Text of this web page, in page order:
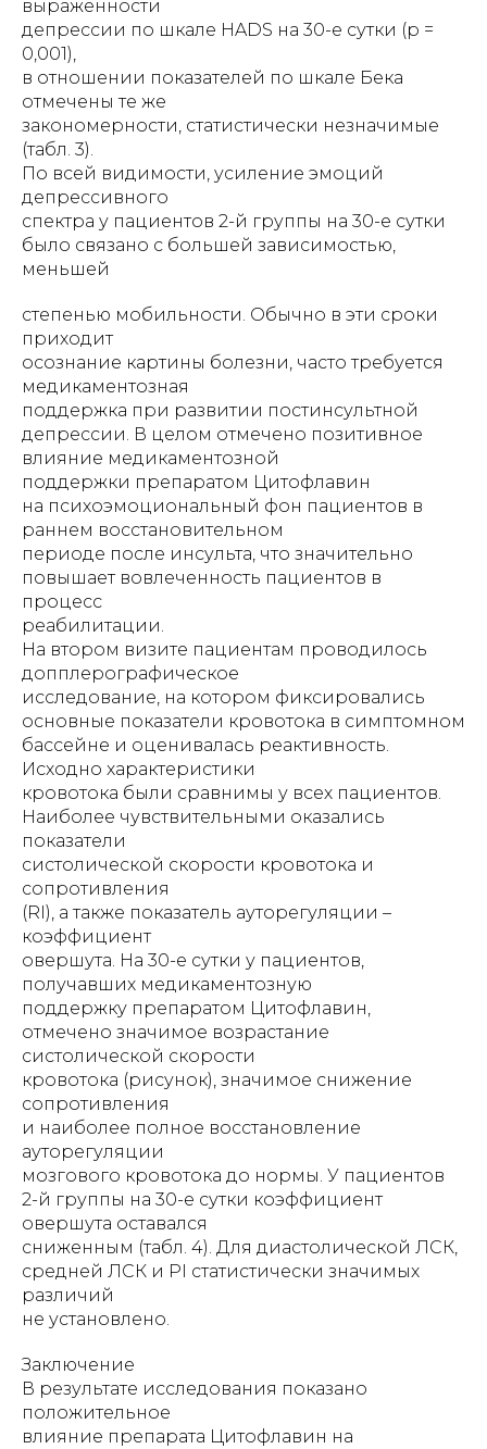
выраженности
депрессии по шкале HADS на 30-е сутки (p =
0,001),
в отношении показателей по шкале Бека
отмечены те же
закономерности, статистически незначимые
(табл. 3).
По всей видимости, усиление эмоций
депрессивного
спектра у пациентов 2-й группы на 30-е сутки
было связано с большей зависимостью,
меньшей
степенью мобильности. Обычно в эти сроки
приходит
осознание картины болезни, часто требуется
медикаментозная
поддержка при развитии постинсультной
депрессии. В целом отмечено позитивное
влияние медикаментозной
поддержки препаратом Цитофлавин
на психоэмоциональный фон пациентов в
раннем восстановительном
периоде после инсульта, что значительно
повышает вовлеченность пациентов в
процесс
реабилитации.
На втором визите пациентам проводилось
допплерографическое
исследование, на котором фиксировались
основные показатели кровотока в симптомном
бассейне и оценивалась реактивность.
Исходно характеристики
кровотока были сравнимы у всех пациентов.
Наиболее чувствительными оказались
показатели
систолической скорости кровотока и
сопротивления
(RI), а также показатель ауторегуляции –
коэффициент
овершута. На 30-е сутки у пациентов,
получавших медикаментозную
поддержку препаратом Цитофлавин,
отмечено значимое возрастание
систолической скорости
кровотока (рисунок), значимое снижение
сопротивления
и наиболее полное восстановление
ауторегуляции
мозгового кровотока до нормы. У пациентов
2-й группы на 30-е сутки коэффициент
овершута оставался
сниженным (табл. 4). Для диастолической ЛСК,
средней ЛСК и PI статистически значимых
различий
не установлено.
Заключение
В результате исследования показано
положительное
влияние препарата Цитофлавин на